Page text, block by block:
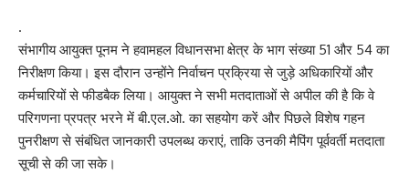
.
संभागीय आयुक्त पूनम ने हवामहल विधानसभा क्षेत्र के भाग संख्या 51 और 54 का
निरीक्षण किया। इस दौरान उन्होंने निर्वाचन प्रक्रिया से जुड़े अधिकारियों और
कर्मचारियों से फीडबैक लिया। आयुक्त ने सभी मतदाताओं से अपील की है कि वे
परिगणना प्रपत्र भरने में बी.एल.ओ. का सहयोग करें और पिछले विशेष गहन
पुनरीक्षण से संबंधित जानकारी उपलब्ध कराएं, ताकि उनकी मैपिंग पूर्ववर्ती मतदाता
सूची से की जा सके।